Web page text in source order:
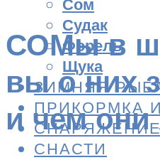
Сом
Судак
Форель
Щука
ЗИМНЯЯ
ПРИКОРМКА
СНАСТИ
СОМы в
вы о них
и чем